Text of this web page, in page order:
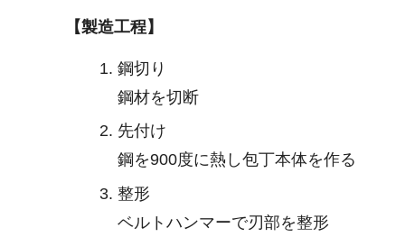
【製造工程】
鋼切り
鋼材を切断
先付け
鋼を900度に熱し包丁本体を作る
整形
ベルトハンマーで刃部を整形